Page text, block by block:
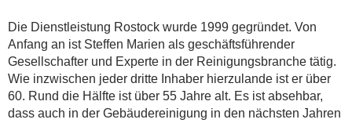
Die Dienstleistung Rostock wurde 1999 gegründet. Von
Anfang an ist Steffen Marien als geschäftsführender
Gesellschafter und Experte in der Reinigungsbranche tätig.
Wie inzwischen jeder dritte Inhaber hierzulande ist er über
60. Rund die Hälfte ist über 55 Jahre alt. Es ist absehbar,
dass auch in der Gebäudereinigung in den nächsten Jahren